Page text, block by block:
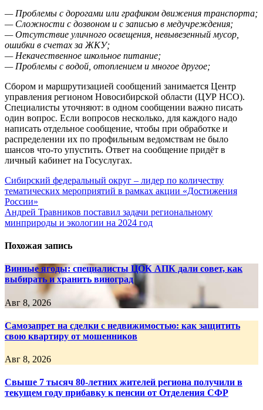
— Проблемы с дорогами или графиком движения транспорта;
— Сложности с дозвоном и с записью в медучреждения;
— Отсутствие уличного освещения, невывезенный мусор,
ошибки в счетах за ЖКУ;
— Некачественное школьное питание;
— Проблемы с водой, отоплением и многое другое;
Сбором и маршрутизацией сообщений занимается Центр
управления регионом Новосибирской области (ЦУР НСО).
Специалисты уточняют: в одном сообщении важно писать
один вопрос. Если вопросов несколько, для каждого надо
написать отдельное сообщение, чтобы при обработке и
распределении их по профильным ведомствам не было
шансов что-то упустить. Ответ на сообщение придёт в
личный кабинет на Госуслугах.
Навигация
по
записям
Сибирский федеральный округ – лидер по количеству
тематических мероприятий в рамках акции «Достижения
России»
Андрей Травников поставил задачи региональному
минприроды и экологии на 2024 год
Похожая запись
Винные ягоды: специалисты ЦОК АПК дали совет, как
выбирать и хранить виноград
Авг 8, 2026
Самозапрет на сделки с недвижимостью: как защитить
свою квартиру от мошенников
Авг 8, 2026
Свыше 7 тысяч 80-летних жителей региона получили в
текущем году прибавку к пенсии от Отделения СФР